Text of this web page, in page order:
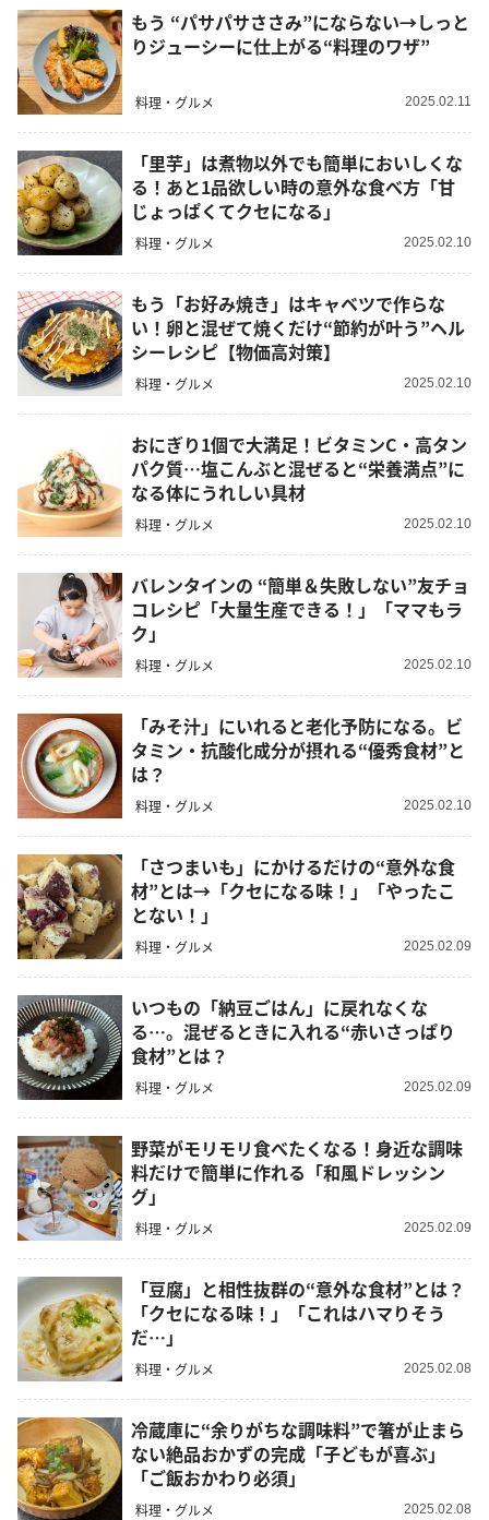
もう “パサパサささみ”にならない→しっと
りジューシーに仕上がる“料理のワザ”
料理・グルメ 2025.02.11
「里芋」は煮物以外でも簡単においしくな
る！あと1品欲しい時の意外な食べ方「甘
じょっぱくてクセになる」
料理・グルメ 2025.02.10
もう「お好み焼き」はキャベツで作らな
い！卵と混ぜて焼くだけ“節約が叶う”ヘル
シーレシピ【物価高対策】
料理・グルメ 2025.02.10
おにぎり1個で大満足！ビタミンC・高タン
パク質…塩こんぶと混ぜると“栄養満点”に
なる体にうれしい具材
料理・グルメ 2025.02.10
バレンタインの “簡単＆失敗しない”友チョ
コレシピ「大量生産できる！」「ママもラ
ク」
料理・グルメ 2025.02.10
「みそ汁」にいれると老化予防になる。ビ
タミン・抗酸化成分が摂れる“優秀食材”と
は？
料理・グルメ 2025.02.10
「さつまいも」にかけるだけの“意外な食
材”とは→「クセになる味！」「やったこ
とない！」
料理・グルメ 2025.02.09
いつもの「納豆ごはん」に戻れなくな
る…。混ぜるときに入れる“赤いさっぱり
食材”とは？
料理・グルメ 2025.02.09
野菜がモリモリ食べたくなる！身近な調味
料だけで簡単に作れる「和風ドレッシン
グ」
料理・グルメ 2025.02.09
「豆腐」と相性抜群の“意外な食材”とは？
「クセになる味！」「これはハマりそう
だ…」
料理・グルメ 2025.02.08
冷蔵庫に“余りがちな調味料”で箸が止まら
ない絶品おかずの完成「子どもが喜ぶ」
「ご飯おかわり必須」
料理・グルメ 2025.02.08